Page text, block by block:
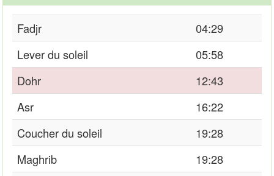
Fadjr
04:29
Lever du soleil
05:58
Dohr
12:43
Asr
16:22
Coucher du soleil
19:28
Maghrib
19:28